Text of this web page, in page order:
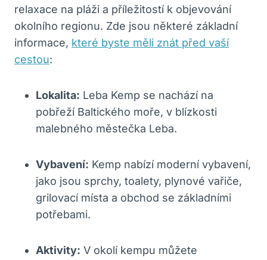
relaxace na pláži a příležitostí k objevování
okolního regionu. Zde jsou některé základní
informace, které byste měli znát před vaší
cestou:
Lokalita: Leba Kemp se nachází na
pobřeží Baltického moře, v blízkosti
malebného městečka Leba.
Vybavení: Kemp nabízí moderní vybavení,
jako jsou sprchy, toalety, plynové vařiče,
grilovací místa a obchod se základními
potřebami.
Aktivity: V okolí kempu můžete